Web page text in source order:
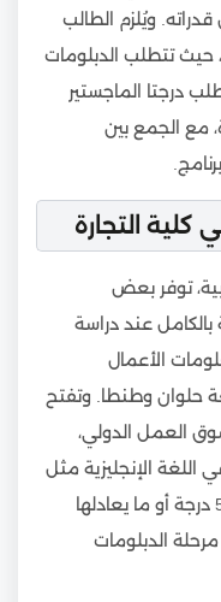
ويُلزم الطالب
حيث تتطلب الدبلومات
تتطلب درجتا الماجستير
معتمدة، مع الجمع بين
كلية التجارة
توفر بعض
بالكامل عند دراسة
الأعمال
حلوان وطنطا. وتفتح
العمل الدولي،
اللغة الإنجليزية مثل
التوفل (TOEFL) بدرجة لا تقل عن 500 درجة أو ما يعادلها
مرحلة الدبلومات